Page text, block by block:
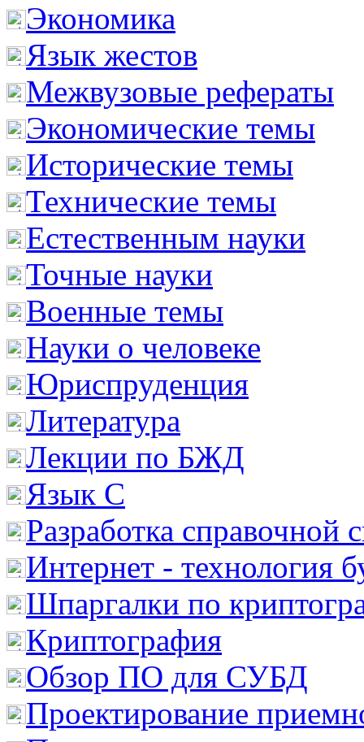
Экономика
Язык жестов
Межвузовые рефераты
Экономические темы
Исторические темы
Технические темы
Естественным науки
Точные науки
Военные темы
Науки о человеке
Юриспруденция
Литература
Лекции по БЖД
Язык С
Разработка справочной
Интернет - технология
Шпаргалки по
Криптография
Обзор ПО для СУБД
Проектирование